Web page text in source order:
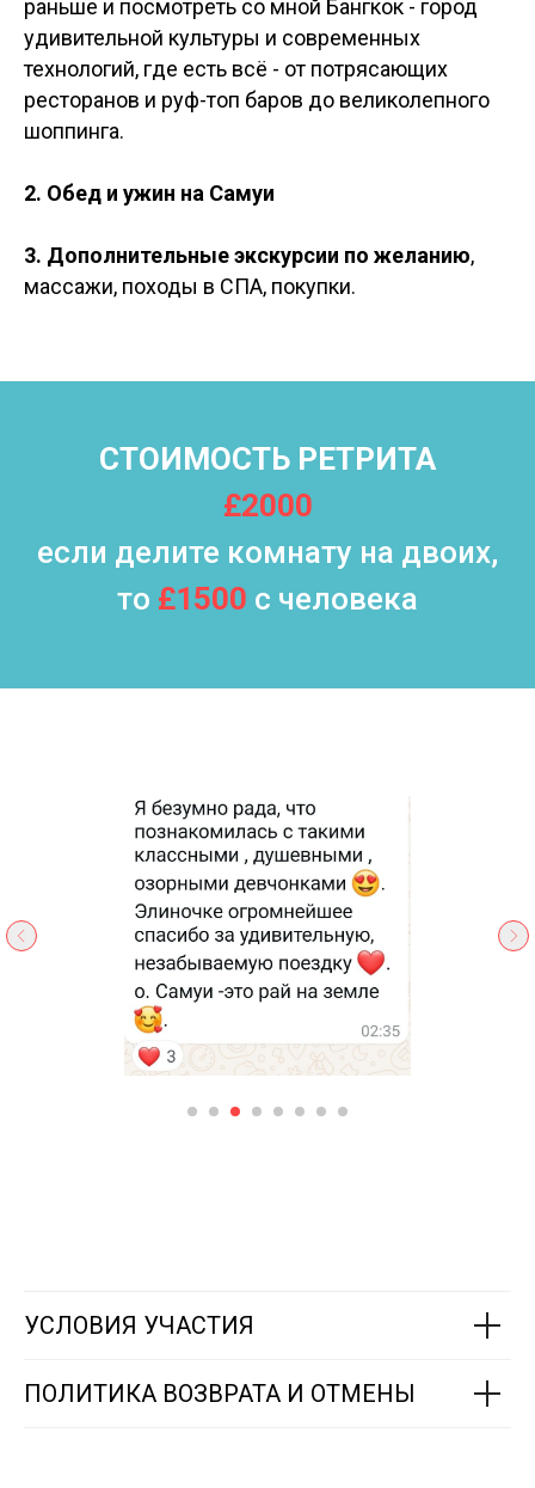
раньше и посмотреть со мной Бангкок - город
удивительной культуры и современных
технологий, где есть всё - от потрясающих
ресторанов и руф-топ баров до великолепного
шоппинга.
2. Обед и ужин на Самуи
3. Дополнительные экскурсии по желанию,
массажи, походы в СПА, покупки.
СТОИМОСТЬ РЕТРИТА
£2000
если делите комнату на двоих,
то £1500 с человека
УСЛОВИЯ УЧАСТИЯ
ПОЛИТИКА ВОЗВРАТА И ОТМЕНЫ